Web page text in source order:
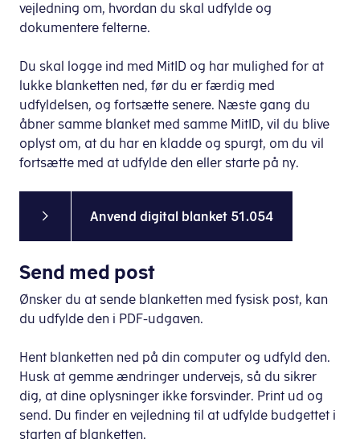
vejledning om, hvordan du skal udfylde og
dokumentere felterne.
Du skal logge ind med MitID og har mulighed for at
lukke blanketten ned, før du er færdig med
udfyldelsen, og fortsætte senere. Næste gang du
åbner samme blanket med samme MitID, vil du blive
oplyst om, at du har en kladde og spurgt, om du vil
fortsætte med at udfylde den eller starte på ny.
Anvend digital blanket 51.054
Send med post
Ønsker du at sende blanketten med fysisk post, kan
du udfylde den i PDF-udgaven.
Hent blanketten ned på din computer og udfyld den.
Husk at gemme ændringer undervejs, så du sikrer
dig, at dine oplysninger ikke forsvinder. Print ud og
send. Du finder en vejledning til at udfylde budgettet i
starten af blanketten.